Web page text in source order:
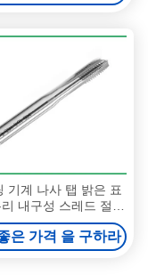
기계 나사 탭 밝은 표
내구성 스레드 절단
밀 금속 작업 응용 프
로그램
은 가격 을 구하라